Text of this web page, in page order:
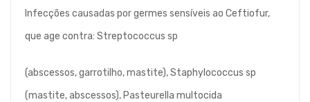
Infecções causadas por germes sensíveis ao Ceftiofur,
que age contra: Streptococcus sp
(abscessos, garrotilho, mastite), Staphylococcus sp
(mastite, abscessos), Pasteurella multocida